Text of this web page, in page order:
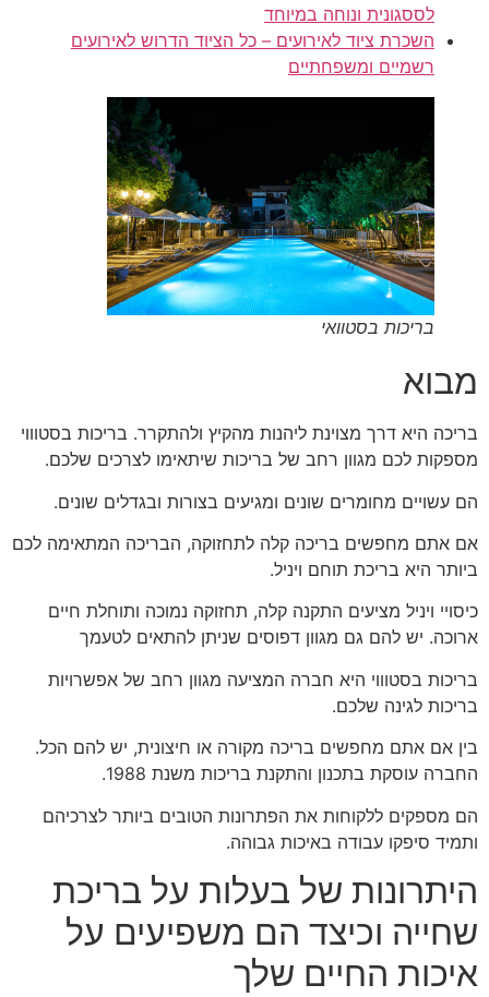
לססגונית ונוחה במיוחד
השכרת ציוד לאירועים – כל הציוד הדרוש לאירועים
רשמיים ומשפחתיים
בריכות בסטוואי
מבוא
בריכה היא דרך מצוינת ליהנות מהקיץ ולהתקרר. בריכות בסטוווי
מספקות לכם מגוון רחב של בריכות שיתאימו לצרכים שלכם.
הם עשויים מחומרים שונים ומגיעים בצורות ובגדלים שונים.
אם אתם מחפשים בריכה קלה לתחזוקה, הבריכה המתאימה לכם
ביותר היא בריכת תוחם ויניל.
כיסויי ויניל מציעים התקנה קלה, תחזוקה נמוכה ותוחלת חיים
ארוכה. יש להם גם מגוון דפוסים שניתן להתאים לטעמך
בריכות בסטוווי היא חברה המציעה מגוון רחב של אפשרויות
בריכות לגינה שלכם.
בין אם אתם מחפשים בריכה מקורה או חיצונית, יש להם הכל.
החברה עוסקת בתכנון והתקנת בריכות משנת 1988.
הם מספקים ללקוחות את הפתרונות הטובים ביותר לצרכיהם
ותמיד סיפקו עבודה באיכות גבוהה.
היתרונות של בעלות על בריכת
שחייה וכיצד הם משפיעים על
איכות החיים שלך